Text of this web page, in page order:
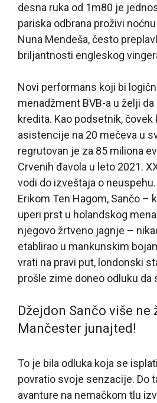
desna ruka od 1m80 je
pariska odbrana proživi
Nuna Mendeša, često
briljantnosti engleskog
Novi performans koji bi
menadžment BVB-a u želji da
kredita. Kao podsetnik, čovek
asistencije na 20 mečeva u
regrutovan je za 85 miliona
Crvenih đavola u leto 2021.
vodi do izveštaja o
Erikom Ten Hagom, Sančo –
uperi prst u holandskog
njegovo žrtveno jagnje –
etablirao u mankunskim
vrati na pravi put, londonski
prošle zime doneo odluku da
Džejdon Sančo više ne
Mančester junajted!
To je bila odluka koja se
povratio svoje senzacije. Do
avanture na nemačkom tlu